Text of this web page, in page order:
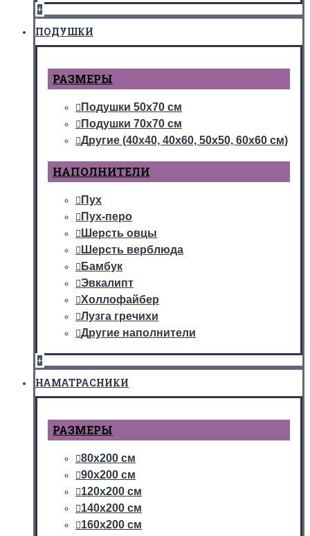
+
ПОДУШКИ
РАЗМЕРЫ
Подушки 50х70 см
Подушки 70х70 см
Другие (40х40, 40х60, 50х50, 60х60 см)
НАПОЛНИТЕЛИ
Пух
Пух-перо
Шерсть овцы
Шерсть верблюда
Бамбук
Эвкалипт
Холлофайбер
Лузга гречихи
Другие наполнители
+
НАМАТРАСНИКИ
РАЗМЕРЫ
80х200 см
90х200 см
120х200 см
140х200 см
160х200 см